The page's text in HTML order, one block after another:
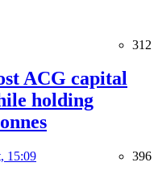
312
ACG capital
holding
15:09 396